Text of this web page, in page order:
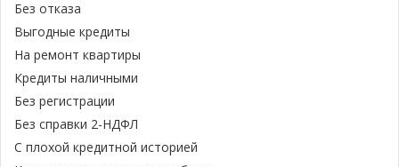
Без отказа
Выгодные кредиты
На ремонт квартиры
Кредиты наличными
Без регистрации
Без справки 2-НДФЛ
С плохой кредитной историей